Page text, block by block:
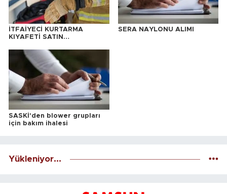
İTFAİYECİ KURTARMA
KIYAFETİ SATIN
SERA NAYLONU ALIMI
SASKİ'den blower grupları
için bakım ihalesi
Yükleniyor...